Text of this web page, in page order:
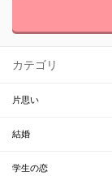
カテゴリ
片思い
結婚
学生の恋